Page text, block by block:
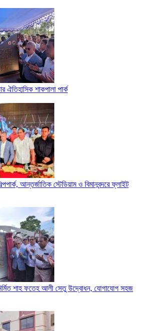
ঐতিহাসিক শাকপালা পার্ক
আন্তর্জাতিক স্টেডিয়াম ও বিমানবন্দরে ফ্লাইট
শাহ ফতেহ আলী সেতু উদ্বোধন, যোগাযোগ সহজ